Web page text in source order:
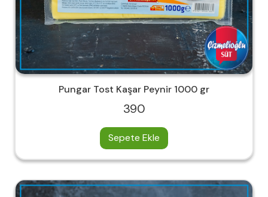
Pungar Tost Kaşar Peynir 1000 gr
390
Sepete Ekle